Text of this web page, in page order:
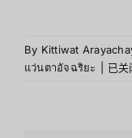
By Kittiwat
แว่นตาอัจฉริยะ
Meta
已关